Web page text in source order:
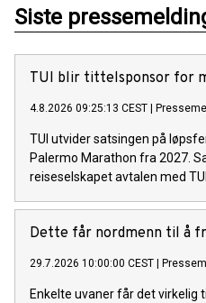
Siste
TUI blir tittelsponsor for
4.8.2026 09:25:13 CEST
TUI utvider satsingen på
Palermo Marathon fra 2027.
reiseselskapet avtalen med
Dette får nordmenn til å
29.7.2026 10:00:00 CEST
Enkelte uvaner får det virkelig